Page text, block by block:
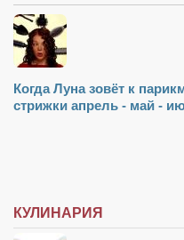
Когда Луна зовёт к
стрижки апрель - май -
КУЛИНАРИЯ